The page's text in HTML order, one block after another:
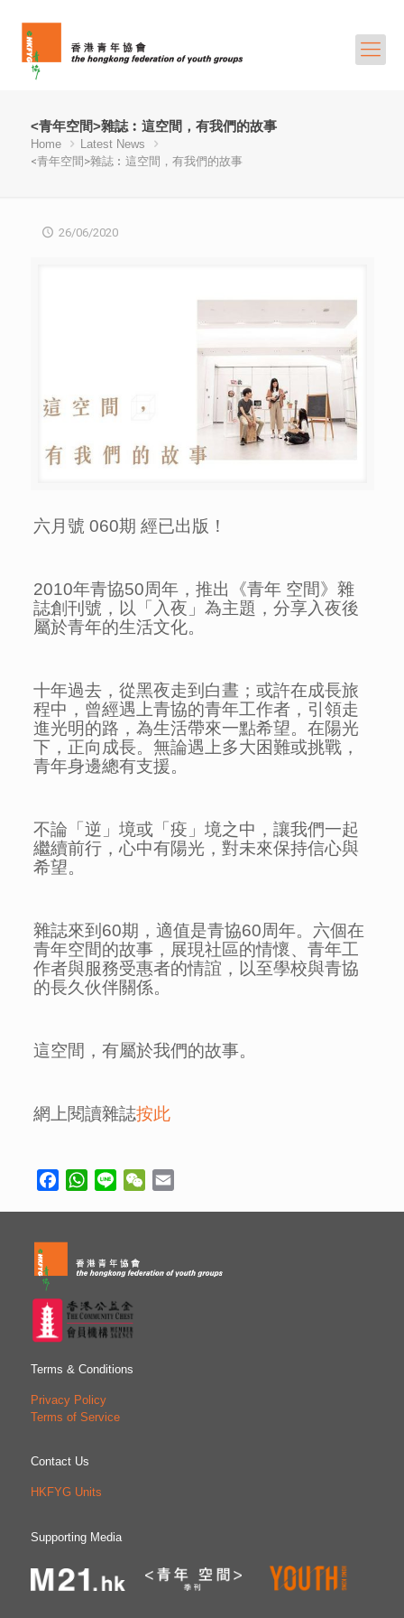
<青年空間>雜誌︰這空間，有我們的故事
Home
Latest News
<青年空間>雜誌︰這空間，有我們的故事
26/06/2020
六月號 060期 經已出版！
2010年青協50周年，推出《青年 空間》雜
誌創刊號，以「入夜」為主題，分享入夜後
屬於青年的生活文化。
十年過去，從黑夜走到白晝；或許在成長旅
程中，曾經遇上青協的青年工作者，引領走
進光明的路，為生活帶來一點希望。在陽光
下，正向成長。無論遇上多大困難或挑戰，
青年身邊總有支援。
不論「逆」境或「疫」境之中，讓我們一起
繼續前行，心中有陽光，對未來保持信心與
希望。
雜誌來到60期，適值是青協60周年。六個在
青年空間的故事，展現社區的情懷、青年工
作者與服務受惠者的情誼，以至學校與青協
的長久伙伴關係。
這空間，有屬於我們的故事。
網上閱讀雜誌按此
FacebookWhatsApp
Line WeChat
Terms & Conditions
Privacy Policy
Terms of Service
Contact Us
HKFYG Units
Supporting Media